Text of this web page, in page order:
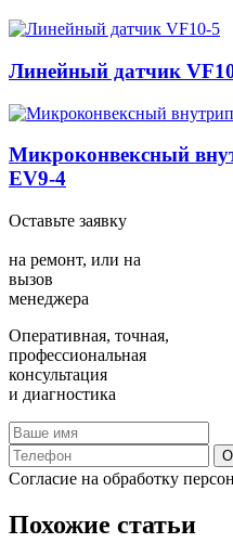
Линейный датчик
Микроконвексный
EV9-4
Оставьте заявку
на ремонт, или на
вызов
менеджера
Оперативная, точная,
профессиональная
консультация
и диагностика
Согласие на обработку
Похожие статьи